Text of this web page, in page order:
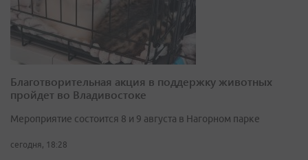
Благотворительная акция в поддержку животных
пройдет во Владивостоке
Мероприятие состоится 8 и 9 августа в Нагорном парке
сегодня, 18:28